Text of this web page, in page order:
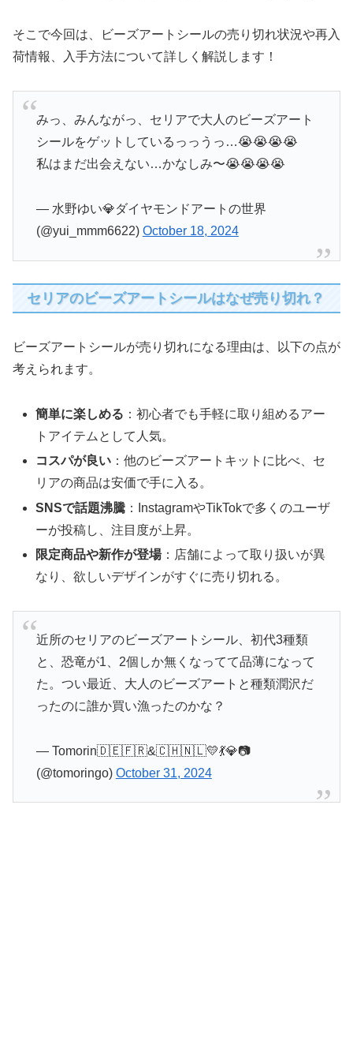
そこで今回は、ビーズアートシールの売り切れ状況や再入
荷情報、入手方法について詳しく解説します！
みっ、みんながっ、セリアで大人のビーズアート
シールをゲットしているっっうっ…😭😭😭😭
私はまだ出会えない…かなしみ〜😭😭😭😭
— 水野ゆい💎ダイヤモンドアートの世界
(@yui_mmm6622) October 18, 2024
セリアのビーズアートシールはなぜ売り切れ？
ビーズアートシールが売り切れになる理由は、以下の点が
考えられます。
簡単に楽しめる ：初心者でも手軽に取り組めるアー
トアイテムとして人気。
コスパが良い ：他のビーズアートキットに比べ、セ
リアの商品は安価で手に入る。
SNSで話題沸騰 ：InstagramやTikTokで多くのユーザ
ーが投稿し、注目度が上昇。
限定商品や新作が登場：店舗によって取り扱いが異
なり、欲しいデザインがすぐに売り切れる。
近所のセリアのビーズアートシール、初代3種類
と、恐竜が1、2個しか無くなってて品薄になって
た。つい最近、大人のビーズアートと種類潤沢だ
ったのに誰か買い漁ったのかな？
— Tomorin🇩🇪🇫🇷&🇨🇭🇳🇱💛💃💎📷
(@tomoringo) October 31, 2024